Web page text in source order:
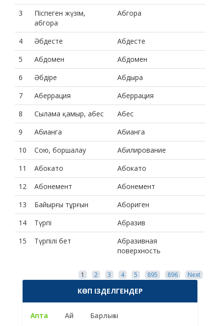
3
Піспеген жүзім,
абгора
Абгора
4 Әбдесте
Абдесте
5
Абдомен
Абдомен
6
Әбдіре
Абдыра
7
Аберрация
Аберрация
8
Сылама қамыр, абес
Абес
9
Абианга
Абианга
10
Сою, боршалау
Абилирование
11
Абокато
Абокато
12
Абонемент
Абонемент
13
Байырғы тұрғын
Абориген
14
Түрпі
Абразив
15
Түрпілі бет
Абразивная
поверхность
1 2 3 4 5 895 896 Next
КӨП ІЗДЕЛГЕНДЕР
Апта Ай Барлығы